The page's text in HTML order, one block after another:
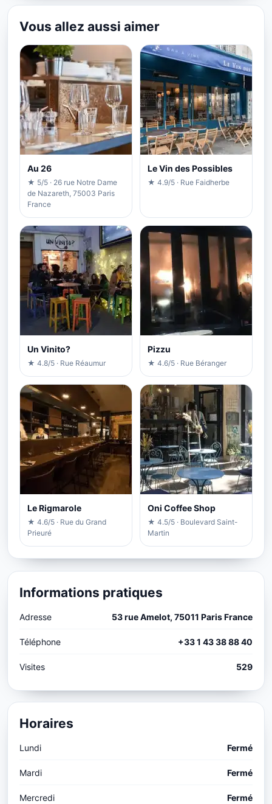
Vous allez aussi aimer
Au 26
★ 5/5 · 26 rue Notre Dame
de Nazareth, 75003 Paris
France
Le Vin des Possibles
★ 4.9/5 · Rue Faidherbe
Un Vinito?
★ 4.8/5 · Rue Réaumur
Pizzu
★ 4.6/5 · Rue Béranger
Le Rigmarole
★ 4.6/5 · Rue du Grand
Prieuré
Oni Coffee Shop
★ 4.5/5 · Boulevard Saint-
Martin
Informations pratiques
Adresse 53 rue Amelot, 75011 Paris France
Téléphone +33 1 43 38 88 40
Visites 529
Horaires
Lundi Fermé
Mardi Fermé
Mercredi Fermé